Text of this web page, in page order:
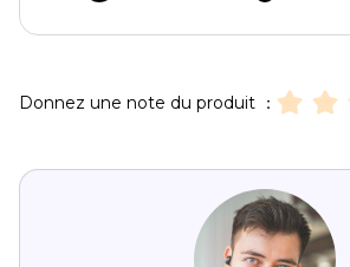
Donnez une note du produit ：